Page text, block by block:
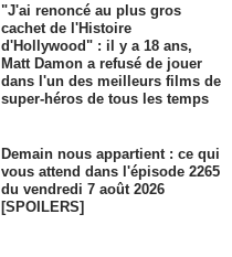
"J'ai renoncé au plus gros
cachet de l'Histoire
d'Hollywood" : il y a 18 ans,
Matt Damon a refusé de jouer
dans l'un des meilleurs films de
super-héros de tous les temps
Demain nous appartient : ce qui
vous attend dans l'épisode 2265
du vendredi 7 août 2026
[SPOILERS]